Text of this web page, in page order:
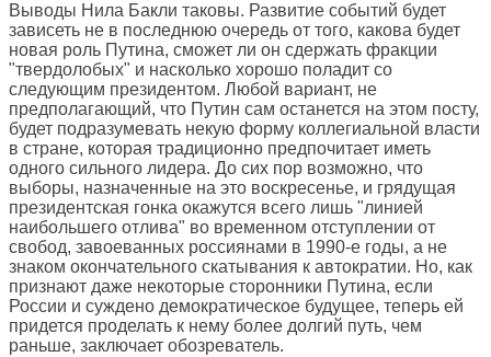
Выводы Нила Бакли таковы. Развитие событий будет
зависеть не в последнюю очередь от того, какова будет
новая роль Путина, сможет ли он сдержать фракции
"твердолобых" и насколько хорошо поладит со
следующим президентом. Любой вариант, не
предполагающий, что Путин сам останется на этом посту,
будет подразумевать некую форму коллегиальной власти
в стране, которая традиционно предпочитает иметь
одного сильного лидера. До сих пор возможно, что
выборы, назначенные на это воскресенье, и грядущая
президентская гонка окажутся всего лишь "линией
наибольшего отлива" во временном отступлении от
свобод, завоеванных россиянами в 1990-е годы, а не
знаком окончательного скатывания к автократии. Но, как
признают даже некоторые сторонники Путина, если
России и суждено демократическое будущее, теперь ей
придется проделать к нему более долгий путь, чем
раньше, заключает обозреватель.